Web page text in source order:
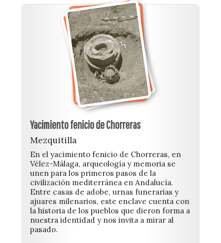
Yacimiento fenicio de Chorreras
Mezquitilla
En el yacimiento fenicio de Chorreras, en
Vélez-Málaga, arqueología y memoria se
unen para los primeros pasos de la
civilización mediterránea en Andalucía.
Entre casas de adobe, urnas funerarias y
ajuares milenarios, este enclave cuenta con
la historia de los pueblos que dieron forma a
nuestra identidad y nos invita a mirar al
pasado.